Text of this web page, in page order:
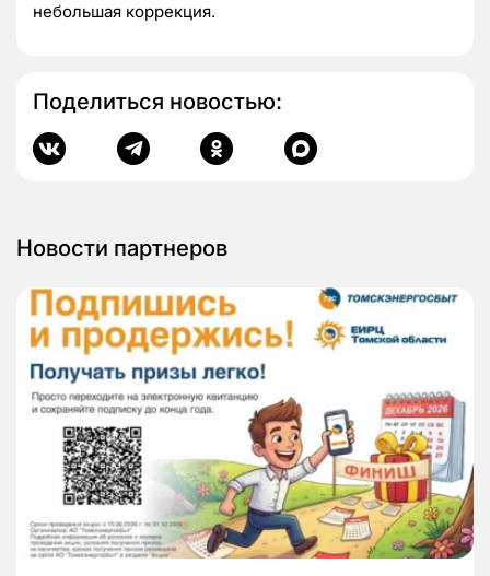
небольшая коррекция.
Поделиться новостью:
Новости партнеров